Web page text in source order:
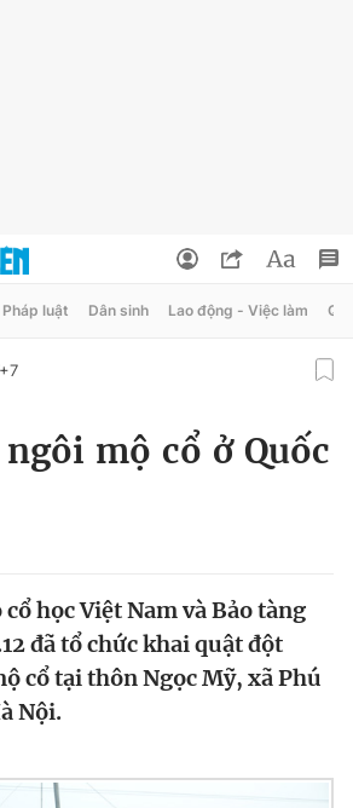
Tin 360
Pháp luật Dân sinh Lao động - Việc làm
mộ cổ ở Quốc
học Việt Nam và Bảo tàng
đã tổ chức khai quật đột
cổ tại thôn Ngọc Mỹ, xã Phú
Nội.